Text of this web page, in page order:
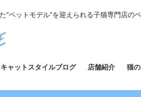
"ペットモデル"を迎えられる子猫専門店の
キャットスタイルブログ 店舗紹介 猫